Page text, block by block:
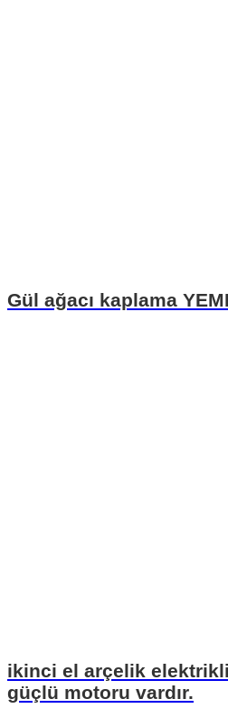
Gül ağacı kaplama
ikinci el arçelik
güçlü motoru vardır.